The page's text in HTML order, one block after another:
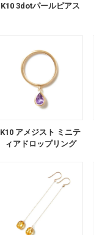
K10 3dotパールピアス
K10 アメジスト ミニテ
ィアドロップリング